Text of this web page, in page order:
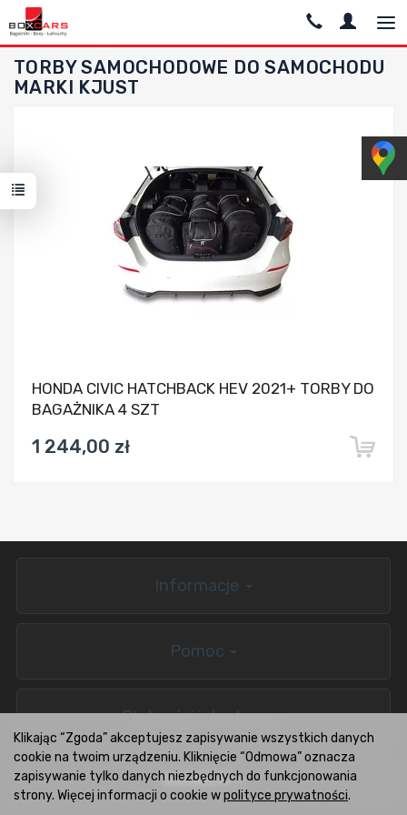
TORBY SAMOCHODOWE DO SAMOCHODU
MARKI KJUST
HONDA CIVIC HATCHBACK HEV 2021+ TORBY DO
BAGAŻNIKA 4 SZT
1 244,00 zł
Informacje
Pomoc
Płatności i dostawa
BOXCARS.PL
Klikając “Zgoda” akceptujesz zapisywanie wszystkich danych
cookie na twoim urządzeniu. Kliknięcie “Odmowa” oznacza
zapisywanie tylko danych niezbędnych do funkcjonowania
strony. Więcej informacji o cookie wpolityce prywatności.